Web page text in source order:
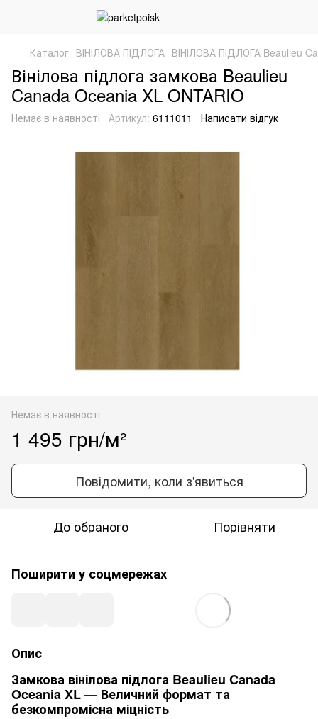
Каталог ВІНІЛОВА ПІДЛОГА ВІНІЛОВА ПІДЛОГА Beaulieu
Вінілова підлога замкова Beaulieu
Canada Oceania XL ONTARIO
Немає в наявності Артикул: 6111011 Написати відгук
Немає в наявності
1 495 грн/м²
Повідомити, коли з'явиться
До обраного Порівняти
Поширити у соцмережах
Опис
Замкова вінілова підлога Beaulieu Canada
Oceania XL — Величний формат та
безкомпромісна міцність